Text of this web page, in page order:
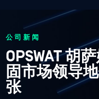
公司新闻
OPSWAT 胡
固市场领导
张